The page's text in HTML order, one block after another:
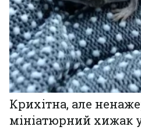
Крихітна, але
мініатюрний хижак